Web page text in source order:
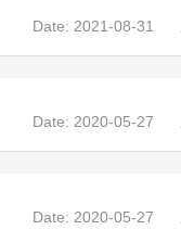
Date: 2021-08-31
Date: 2020-05-27
Date: 2020-05-27